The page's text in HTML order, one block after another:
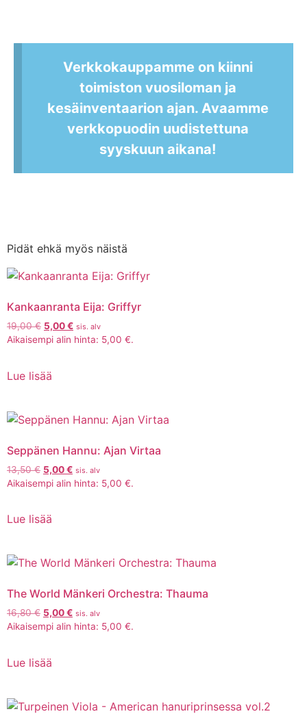
Verkkokauppamme on kiinni
toimiston vuosiloman ja
kesäinventaarion ajan. Avaamme
verkkopuodin uudistettuna
syyskuun aikana!
Pidät ehkä myös näistä
Kankaanranta Eija: Griffyr
19,00€ 5,00€ sis. alv
Aikaisempi alin hinta: 5,00 €.
Lue lisää
Seppänen Hannu: Ajan Virtaa
13,50€ 5,00€ sis. alv
Aikaisempi alin hinta: 5,00 €.
Lue lisää
The World Mänkeri Orchestra: Thauma
16,80€ 5,00€ sis. alv
Aikaisempi alin hinta: 5,00 €.
Lue lisää